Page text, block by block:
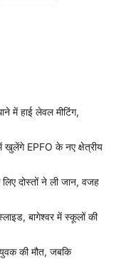
में हाई लेवल मीटिंग,
खुलेंगे EPFO के नए क्षेत्रीय
दोस्तों ने ली जान, वजह
बागेश्वर में स्कूलों की
की मौत, जबकि